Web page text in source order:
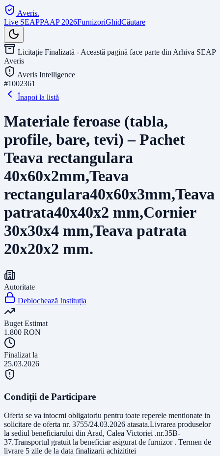
Averis.
Live SEAPPAAP 2026FurnizoriGhidCăutare
Licitație Finalizată - Această pagină face parte din Arhiva SEAP
Averis
Averis Intelligence
#1002361
Înapoi la listă
Materiale feroase (tabla,
profile, bare, tevi) – Pachet
Teava rectangulara
40x60x2mm,Teava
rectangulara40x60x3mm,Teava
patrata40x40x2 mm,Cornier
30x30x4 mm,Teava patrata
20x20x2 mm.
Autoritate
Deblochează Instituția
Buget Estimat
1.800 RON
Finalizat la
25.03.2026
Condiții de Participare
Oferta se va intocmi obligatoriu pentru toate reperele mentionate in
solicitare de oferta nr. 3755/24.03.2026 atasata.Livrarea produselor
la sediul beneficiarului din Arad, Calea Victoriei .nr.35B-
37.Transportul gratuit la beneficiar asigurat de furnizor . Termen de
livrare 5 zile de la data finalizarii achizititei